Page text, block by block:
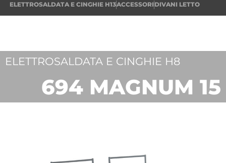
ELETTROSALDATA E CINGHIE H13ACCESSORI DIVANI LETTO
ELETTROSALDATA E CINGHIE H8
694 MAGNUM 15